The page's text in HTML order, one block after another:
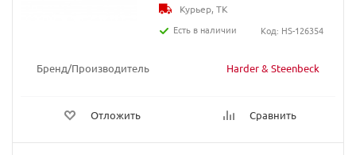
Бренд/Производитель Harder & Steenbeck
Отложить Сравнить
Курьер, ТК
Есть в наличии
Код: HS-126354